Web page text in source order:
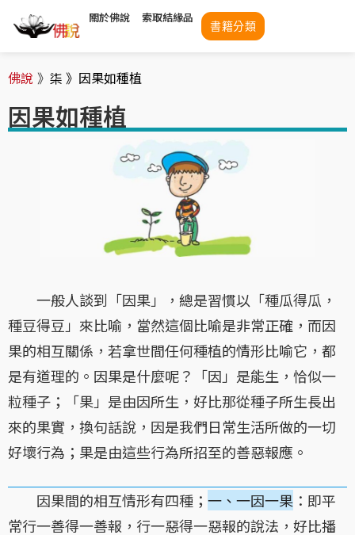
關於佛說 索取結緣品
書籍分類
佛說 》 柒 》 因果如種植
因果如種植
一般人談到「因果」，總是習慣以「種瓜得瓜，
種豆得豆」來比喻，當然這個比喻是非常正確，而因
果的相互關係，若拿世間任何種植的情形比喻它，都
是有道理的。因果是什麼呢？「因」是能生，恰似一
粒種子；「果」是由因所生，好比那從種子所生長出
來的果實，換句話說，因是我們日常生活所做的一切
好壞行為；果是由這些行為所招至的善惡報應。
因果間的相互情形有四種； 一、一因一果 ：即平
常行一善得一善報，行一惡得一惡報的說法，好比播